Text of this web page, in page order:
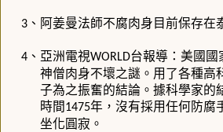
3 、阿姜曼法師不腐肉身目前保存在
4 、亞洲電視WORLD台報導：美國
神僧肉身不壞之謎。用了各種高
子為之振奮的結論。據科學家的
時間1475年，沒有採用任何防腐
坐化圓寂。